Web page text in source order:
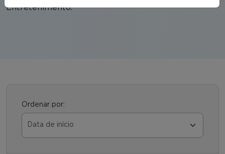
Entretenimento.
Ordenar por: